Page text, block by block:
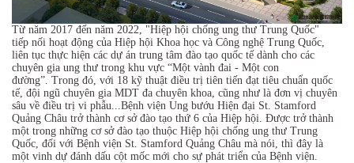
Từ năm 2017 đến năm 2022, "Hiệp hội chống ung thư Trung Quốc"
tiếp nối hoạt động của Hiệp hội Khoa học và Công nghệ Trung Quốc,
liên tục thực hiện các dự án trung tâm đào tạo quốc tế dành cho các
chuyên gia ung thư trong khu vực “Một vành đai - Một con
đường”. Trong đó, với 18 kỹ thuật điều trị tiên tiến đạt tiêu chuẩn quốc
tế, đội ngũ chuyên gia MDT đa chuyên khoa, cũng như là đơn vị chuyên
sâu về điều trị vi phẫu...Bệnh viện Ung bướu Hiện đại St. Stamford
Quảng Châu trở thành cơ sở đào tạo thứ 6 của Hiệp hội. Được trở thành
một trong những cơ sở đào tạo thuộc Hiệp hội chống ung thư Trung
Quốc, đối với Bệnh viện St. Stamford Quảng Châu mà nói, thì đây là
một vinh dự đánh dấu cột mốc mới cho sự phát triển của Bệnh viện.